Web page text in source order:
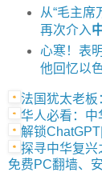
从“毛主席
再次介入
心寒！表
他回忆以
法国犹太老板
华人必看：中
解锁
探寻中华复兴
免费PC翻墙、